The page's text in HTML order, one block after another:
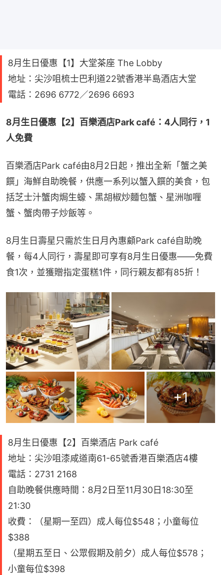
8月生日優惠【1】大堂茶座 The Lobby
地址：尖沙咀梳士巴利道22號香港半島酒店大堂
電話：2696 6772／2696 6693
8月生日優惠【2】百樂酒店Park café：4人同行，1
人免費
百樂酒店Park café由8月2日起，推出全新「蟹之美
饌」海鮮自助晚餐，供應一系列以蟹入饌的美食，包
括芝士汁蟹肉焗生蠔、黑胡椒炒麵包蟹、星洲咖喱
蟹、蟹肉帶子炒飯等。
8月生日壽星只需於生日月內惠顧Park café自助晚
餐，每4人同行，壽星即可享有8月生日優惠——免費
食1次，並獲贈指定蛋糕1件，同行親友都有85折！
+1
8月生日優惠【2】百樂酒店 Park café
地址：尖沙咀漆咸道南61-65號香港百樂酒店4樓
電話：2731 2168
自助晚餐供應時間：8月2日至11月30日18:30至
21:30
收費：（星期一至四）成人每位$548；小童每位
$388
（星期五至日、公眾假期及前夕）成人每位$578；
小童每位$398